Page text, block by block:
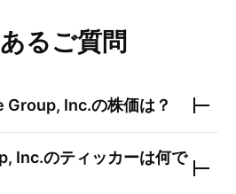
るご質問
Group, Inc.の株価は？
Inc.のティッカーは何で